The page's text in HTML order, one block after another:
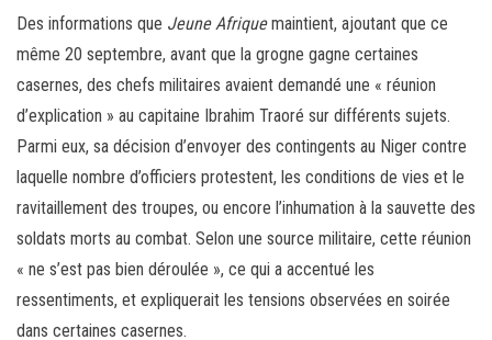
Des informations que Jeune Afriquemaintient, ajoutant que ce
même 20 septembre, avant que la grogne gagne certaines
casernes, des chefs militaires avaient demandé une « réunion
d’explication » au capitaine Ibrahim Traoré sur différents sujets.
Parmi eux, sa décision d’envoyer des contingents au Niger contre
laquelle nombre d’officiers protestent, les conditions de vies et le
ravitaillement des troupes, ou encore l’inhumation à la sauvette des
soldats morts au combat. Selon une source militaire, cette réunion
« ne s’est pas bien déroulée », ce qui a accentué les
ressentiments, et expliquerait les tensions observées en soirée
dans certaines casernes.